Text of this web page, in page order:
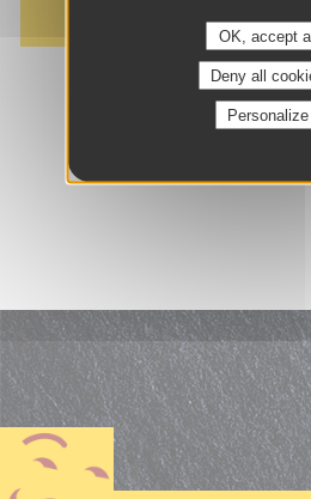
je suis
OK, accept
Deny all
Personalize